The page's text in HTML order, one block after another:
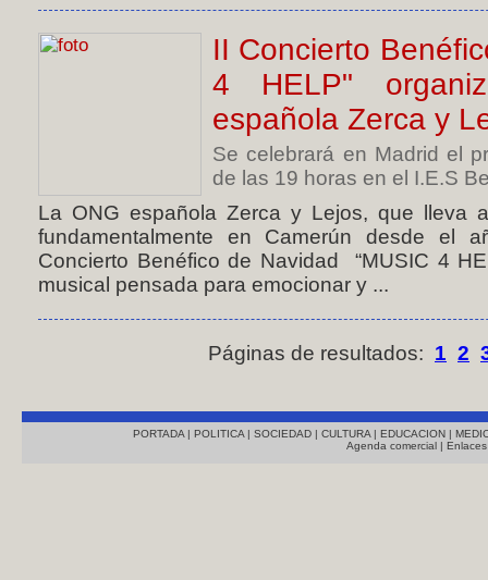
II Concierto
4 HELP"
española Zerca y
Se celebrará en Madrid el
de las 19 horas en el I.E.S
La ONG española Zerca y Lejos, que lleva
fundamentalmente en Camerún desde el
Concierto Benéfico de Navidad “MUSIC 4
musical pensada para emocionar y ...
Páginas de resultados: 1 2
PORTADA | POLITICA | SOCIEDAD | CULTURA | EDUCACION |
Agenda comercial |Enlaces